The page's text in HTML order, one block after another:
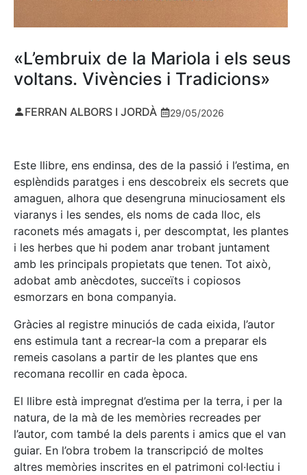
«L’embruix de la Mariola i els seus
voltans. Vivències i Tradicions»
FERRAN ALBORS I JORDÀ 29/05/2026
Este llibre, ens endinsa, des de la passió i l’estima, en
esplèndids paratges i ens descobreix els secrets que
amaguen, alhora que desengruna minuciosament els
viaranys i les sendes, els noms de cada lloc, els
raconets més amagats i, per descomptat, les plantes
i les herbes que hi podem anar trobant juntament
amb les principals propietats que tenen. Tot això,
adobat amb anècdotes, succeïts i copiosos
esmorzars en bona companyia.
Gràcies al registre minuciós de cada eixida, l’autor
ens estimula tant a recrear-la com a preparar els
remeis casolans a partir de les plantes que ens
recomana recollir en cada època.
El llibre està impregnat d’estima per la terra, i per la
natura, de la mà de les memòries recreades per
l’autor, com també la dels parents i amics que el van
guiar. En l’obra trobem la transcripció de moltes
altres memòries inscrites en el patrimoni col·lectiu i